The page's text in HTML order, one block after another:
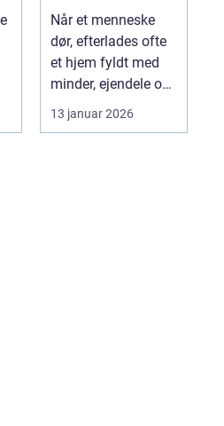
trygt og
professionelt
forløb
Når et menneske
dør, efterlades ofte
et hjem fyldt med
minder, ejendele og
historie. For mange
pårør...
13 januar 2026